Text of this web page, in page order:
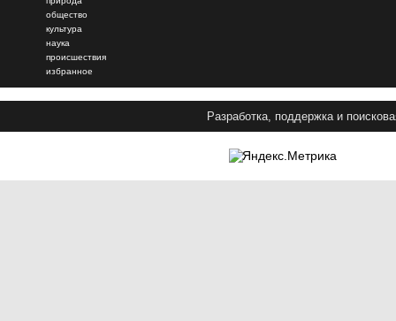
общество
культура
наука
происшествия
избранное
Разработка, поддержка и